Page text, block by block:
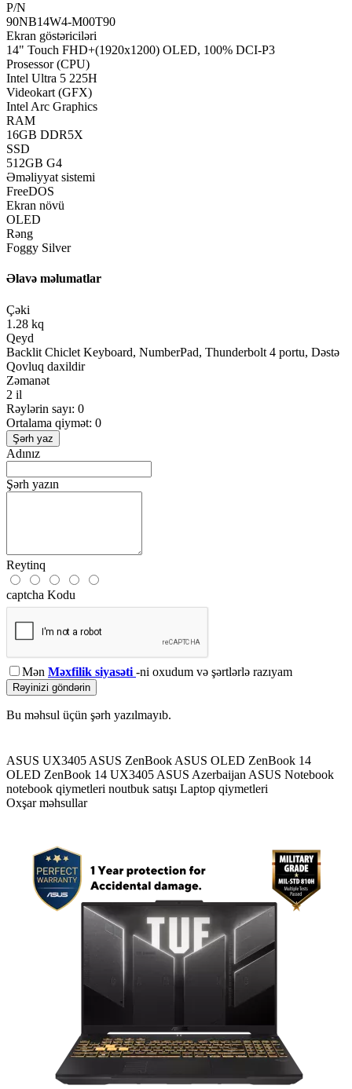
P/N
90NB14W4-M00T90
Ekran göstəriciləri
14" Touch FHD+(1920x1200) OLED, 100% DCI-P3
Prosessor (CPU)
Intel Ultra 5 225H
Videokart (GFX)
Intel Arc Graphics
RAM
16GB DDR5X
SSD
512GB G4
Əməliyyat sistemi
FreeDOS
Ekran növü
OLED
Rəng
Foggy Silver
Əlavə məlumatlar
Çəki
1.28 kq
Qeyd
Backlit Chiclet Keyboard, NumberPad, Thunderbolt 4 portu, Dəstə
Qovluq daxildir
Zəmanət
2 il
Rəylərin sayı: 0
Ortalama qiymət: 0
Şərh yaz
Adınız
Şərh yazın
Reytinq
captcha Kodu
Mən Məxfilik siyasəti -ni oxudum və şərtlərlə razıyam
Rəyinizi göndərin
Bu məhsul üçün şərh yazılmayıb.
ASUS UX3405 ASUS ZenBook ASUS OLED ZenBook 14
OLED ZenBook 14 UX3405 ASUS Azerbaijan ASUS Notebook
notebook qiymetleri noutbuk satışı Laptop qiymetleri
Oxşar məhsullar